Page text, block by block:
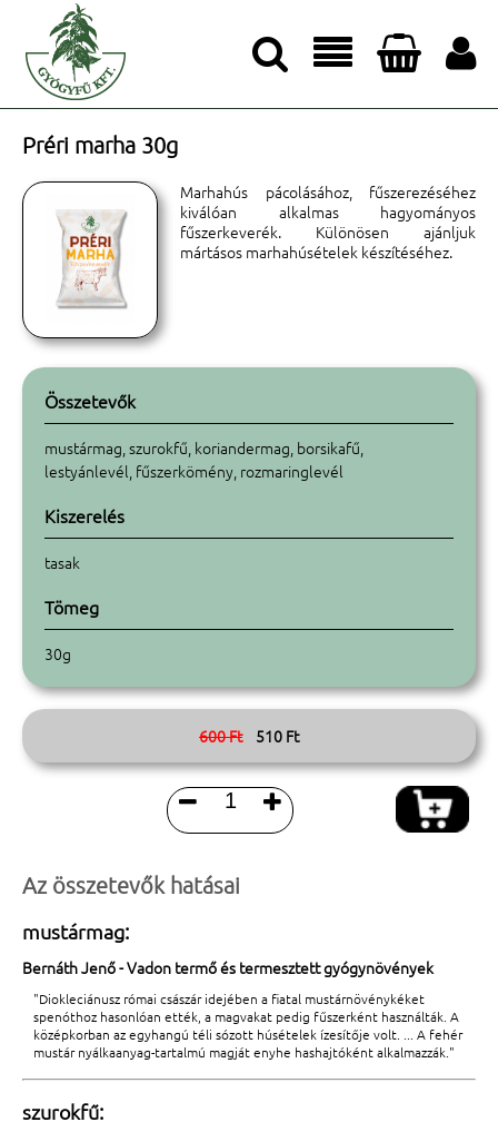




Préri marha 30g
Marhahús pácolásához, fűszerezéséhez
kiválóan alkalmas hagyományos
fűszerkeverék. Különösen ajánljuk
mártásos marhahúsételek készítéséhez.
Összetevők
mustármag, szurokfű, koriandermag, borsikafű,
lestyánlevél, fűszerkömény, rozmaringlevél
Kiszerelés
tasak
Tömeg
30g
600 Ft510 Ft
 
Az összetevők hatásai
mustármag:
Bernáth Jenő - Vadon termő és termesztett gyógynövények
"Diokleciánusz római császár idejében a fiatal mustárnövénykéket
spenóthoz hasonlóan ették, a magvakat pedig fűszerként használták. A
középkorban az egyhangú téli sózott húsételek ízesítője volt. ... A fehér
mustár nyálkaanyag-tartalmú magját enyhe hashajtóként alkalmazzák."
szurokfű: